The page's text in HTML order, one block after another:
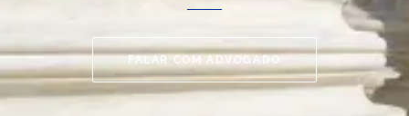
FALAR COM ADVOGADO